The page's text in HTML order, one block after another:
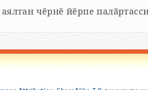
- аялтан чӗрнӗ йӗрпе